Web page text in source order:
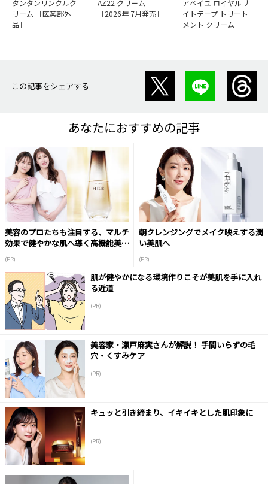
タンタンリンクルク
リーム ［医薬部外
品］
AZ22 クリーム
［2026年 7月発売］
アベイユ ロイヤル ナ
イトテープ トリート
メント クリーム
この記事をシェアする
あなたにおすすめの記事
美容のプロたちも注目する、マルチ
効果で健やかな肌へ導く高機能美容
(PR)
朝クレンジングでメイク映えする潤
い美肌へ
(PR)
肌が健やかになる環境作りこそが美肌を手に入れ
る近道
(PR)
美容家・瀬戸麻実さんが解説！ 手間いらずの毛
穴・くすみケア
(PR)
キュッと引き締まり、イキイキとした肌印象に
(PR)